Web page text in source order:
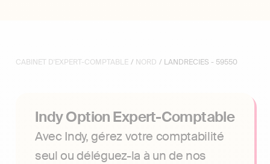
CABINET D'EXPERT-COMPTABLE / NORD / LANDRECIES - 59550
Indy Option Expert-Comptable
Avec Indy, gérez votre comptabilité
seul ou déléguez-la à un de nos